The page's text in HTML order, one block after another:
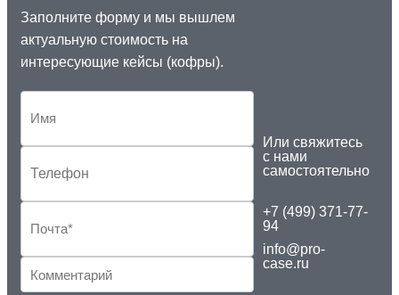
Заполните форму и мы вышлем
актуальную стоимость на
интересующие кейсы (кофры).
Или свяжитесь
с нами
самостоятельно
+7 (499) 371-77-
94
info@pro-
case.ru